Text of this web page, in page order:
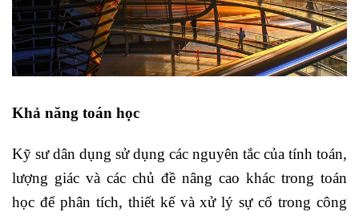
Khả năng toán học
Kỹ sư dân dụng sử dụng các nguyên tắc của tính toán,
lượng giác và các chủ đề nâng cao khác trong toán
học để phân tích, thiết kế và xử lý sự cố trong công